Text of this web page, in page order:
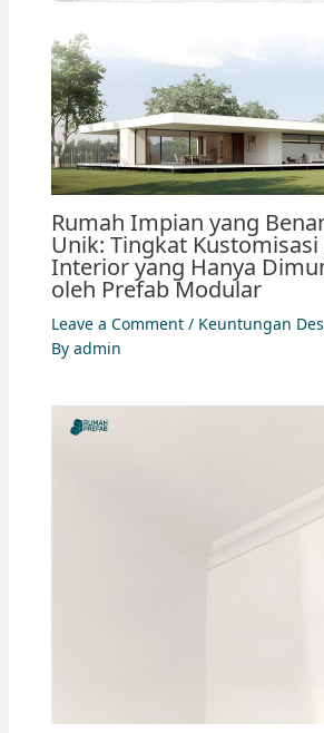
Rumah Impian yang
Unik: Tingkat Kustomisasi
Interior yang Hanya
oleh Prefab Modular
Leave a Comment / Keuntungan
By admin